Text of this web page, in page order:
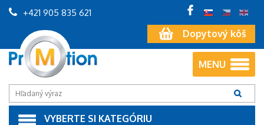
Dopytový kôš
+421 905 835 621
MENU
VYBERTE SI KATEGÓRIU